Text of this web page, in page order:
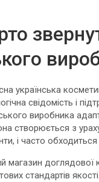
українська
свідомість і
виробника
створюється з
і часто обходиться
магазин доглядової
стандартів